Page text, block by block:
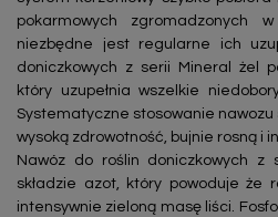
pokarmowych zgromadzonych
niezbędne jest regularne ich
doniczkowych z serii Mineral żel
który uzupełnia wszelkie
Systematyczne stosowanie nawozu
wysoką zdrowotność, bujnie rosną i
Nawóz do roślin doniczkowych z
składzie azot, który powoduje że
intensywnie zieloną masę liści.